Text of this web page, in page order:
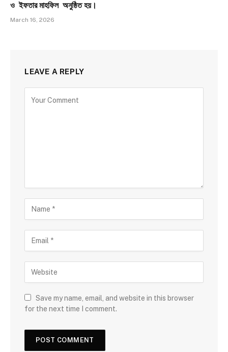
ও ইফতার মাহফিল অনুষ্ঠিত হয়।
March 16, 2026
LEAVE A REPLY
Save my name, email, and website in this browser
for the next time I comment.